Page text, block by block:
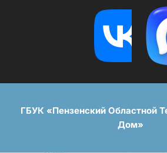
ГБУК «Пензенский Областной
Дом»